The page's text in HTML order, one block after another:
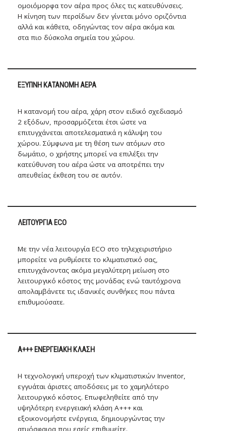
ομοιόμορφα τον αέρα προς όλες τις κατευθύνσεις.
Η κίνηση των περσίδων δεν γίνεται μόνο οριζόντια
αλλά και κάθετα, οδηγώντας τον αέρα ακόμα και
στα πιο δύσκολα σημεία του χώρου.
ΈΞΥΠΝΗ ΚΑΤΑΝΟΜΉ ΑΈΡΑ
Η κατανομή του αέρα, χάρη στον ειδικό σχεδιασμό
2 εξόδων, προσαρμόζεται έτσι ώστε να
επιτυγχάνεται αποτελεσματικά η κάλυψη του
χώρου. Σύμφωνα με τη θέση των ατόμων στο
δωμάτιο, ο χρήστης μπορεί να επιλέξει την
κατεύθυνση του αέρα ώστε να αποτρέπει την
απευθείας έκθεση του σε αυτόν.
ΛΕΙΤΟΥΡΓΊΑ ECO
Με την νέα λειτουργία ECO στο τηλεχειριστήριο
μπορείτε να ρυθμίσετε το κλιματιστικό σας,
επιτυγχάνοντας ακόμα μεγαλύτερη μείωση στο
λειτουργικό κόστος της μονάδας ενώ ταυτόχρονα
απολαμβάνετε τις ιδανικές συνθήκες που πάντα
επιθυμούσατε.
A+++ ΕΝΕΡΓΕΙΑΚΉ KΛΆΣΗ
Η τεχνολογική υπεροχή των κλιματιστικών Inventor,
εγγυάται άριστες αποδόσεις με το χαμηλότερο
λειτουργικό κόστος. Επωφεληθείτε από την
υψηλότερη ενεργειακή κλάση Α+++ και
εξοικονομήστε ενέργεια, δημιουργώντας την
ατμόσφαιρα που εσείς επιθυμείτε.